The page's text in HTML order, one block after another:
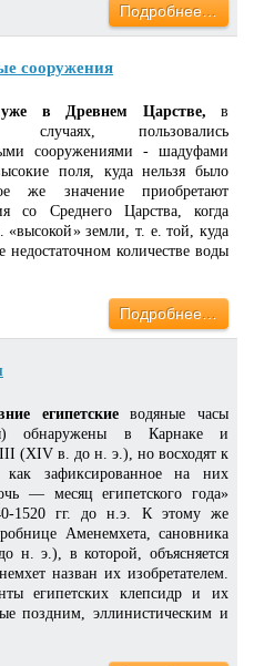
Подробнее…
сооружения
уже в Древнем Царстве, в
случаях, пользовались
сооружениями - шадуфами
поля, куда нельзя было
же значение приобретают
со Среднего Царства, когда
земли, т. е. той, куда
количестве воды
Подробнее…
египетскиеводяные часы
обнаружены в Карнаке и
(XIV в. до н. э.), но восходят к
зафиксированное на них
— месяц египетского года»
1520 гг. до н.э. К этому же
Аменемхета, сановника
н. э.), в которой, объясняется
назван их изобретателем.
египетских клепсидр и их
поздним, эллинистическим и